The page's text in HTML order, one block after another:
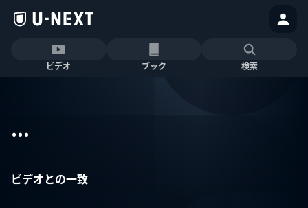
ビデオ ブック 検索
...
ビデオとの一致